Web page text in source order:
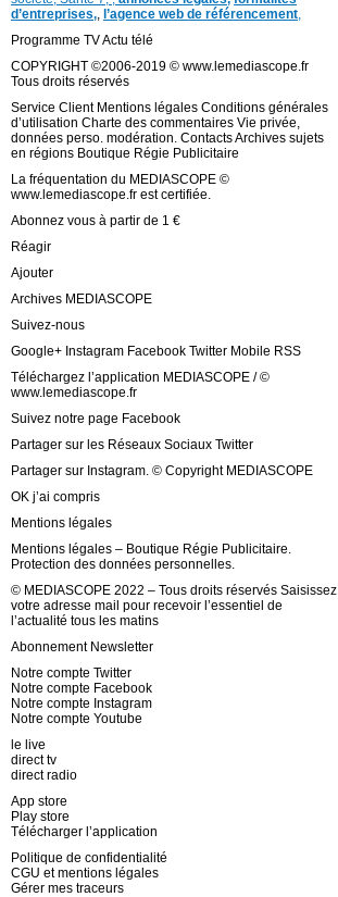
d’entreprises, l’agence web de référencement
Programme TV Actu télé
COPYRIGHT ©2006-2019 © www.lemediascope.fr
Tous droits réservés
Service Client Mentions légales Conditions générales
d’utilisation Charte des commentaires Vie privée,
données perso. modération. Contacts Archives sujets
en régions Boutique Régie Publicitaire
La fréquentation du MEDIASCOPE ©
www.lemediascope.fr est certifiée.
Abonnez vous à partir de 1 €
Réagir
Ajouter
Archives MEDIASCOPE
Suivez-nous
Google+ Instagram Facebook Twitter Mobile RSS
Téléchargez l’application MEDIASCOPE / ©
www.lemediascope.fr
Suivez notre page Facebook
Partager sur les Réseaux Sociaux Twitter
Partager sur Instagram. © Copyright MEDIASCOPE
OK j’ai compris
Mentions légales
Mentions légales – Boutique Régie Publicitaire.
Protection des données personnelles.
© MEDIASCOPE 2022 – Tous droits réservés Saisissez
votre adresse mail pour recevoir l’essentiel de
l’actualité tous les matins
Abonnement Newsletter
Notre compte Twitter
Notre compte Facebook
Notre compte Instagram
Notre compte Youtube
le live
direct tv
direct radio
App store
Play store
Télécharger l’application
Politique de confidentialité
CGU et mentions légales
Gérer mes traceurs